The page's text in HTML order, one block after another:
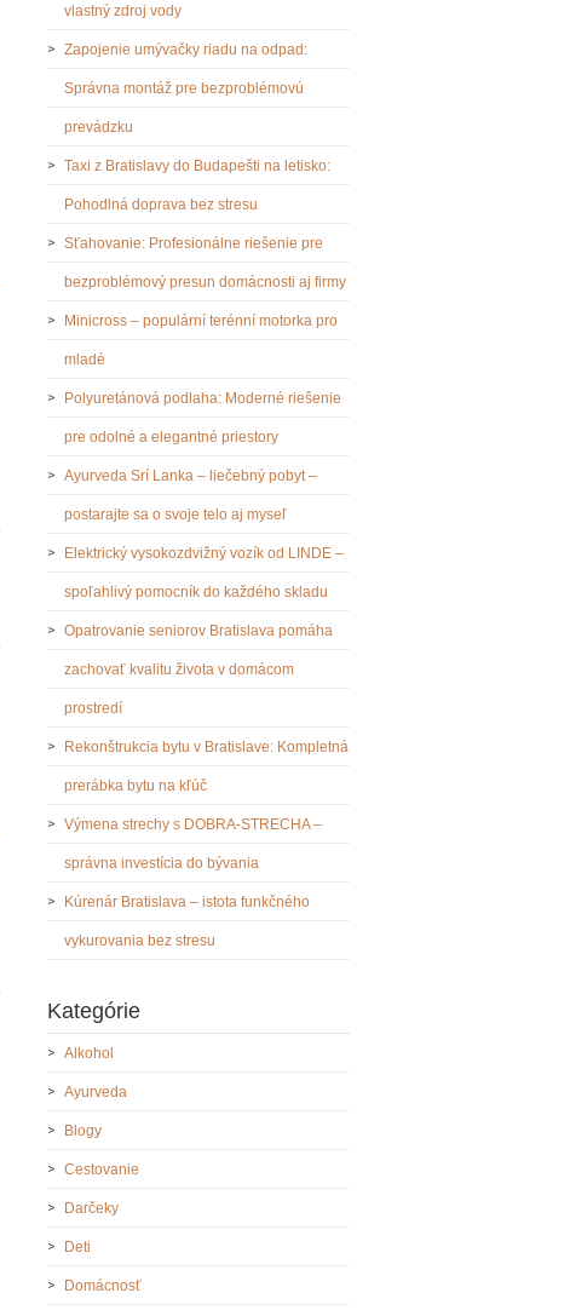
vlastný zdroj vody
Zapojenie umývačky riadu na odpad:
Správna montáž pre bezproblémovú
prevádzku
Taxi z Bratislavy do Budapešti na letisko:
Pohodlná doprava bez stresu
Sťahovanie: Profesionálne riešenie pre
bezproblémový presun domácnosti aj firmy
Minicross – populární terénní motorka pro
mladé
Polyuretánová podlaha: Moderné riešenie
pre odolné a elegantné priestory
Ayurveda Srí Lanka – liečebný pobyt –
postarajte sa o svoje telo aj myseľ
Elektrický vysokozdvižný vozík od LINDE –
spoľahlivý pomocník do každého skladu
Opatrovanie seniorov Bratislava pomáha
zachovať kvalitu života v domácom
prostredí
Rekonštrukcia bytu v Bratislave: Kompletná
prerábka bytu na kľúč
Výmena strechy s DOBRA-STRECHA –
správna investícia do bývania
Kúrenár Bratislava – istota funkčného
vykurovania bez stresu
Kategórie
Alkohol
Ayurveda
Blogy
Cestovanie
Darčeky
Deti
Domácnosť